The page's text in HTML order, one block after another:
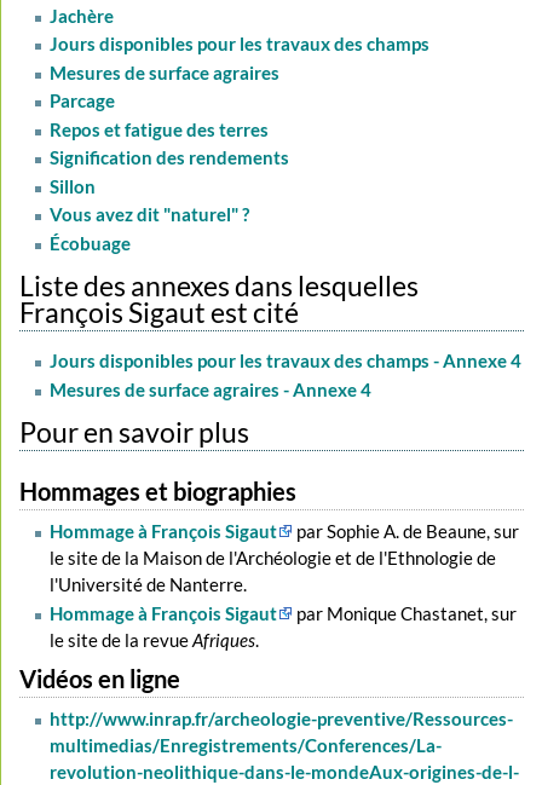
Jachère
Jours disponibles pour les travaux des champs
Mesures de surface agraires
Parcage
Repos et fatigue des terres
Signification des rendements
Sillon
Vous avez dit "naturel" ?
Écobuage
Liste des annexes dans lesquelles
François Sigaut est cité
Jours disponibles pour les travaux des champs - Annexe 4
Mesures de surface agraires - Annexe 4
Pour en savoir plus
Hommages et biographies
Hommage à François Sigaut
par Sophie A. de Beaune, sur
le site de la Maison de l'Archéologie et de l'Ethnologie de
l'Université de Nanterre.
Hommage à François Sigaut
par Monique Chastanet, sur
le site de la revueAfriques.
Vidéos en ligne
http://www.inrap.fr/archeologie-preventive/Ressources-
multimedias/Enregistrements/Conferences/La-
revolution-neolithique-dans-le-mondeAux-origines-de-l-